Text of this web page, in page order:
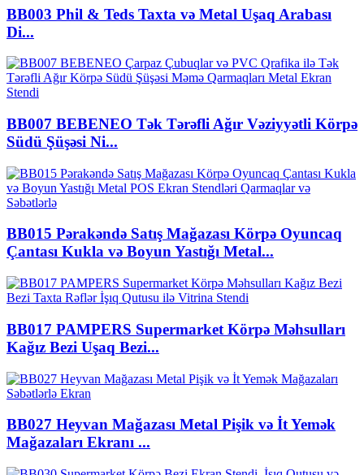
BB003 Phil & Teds Taxta və Metal Uşaq Arabası
Di...
BB007 BEBENEO Tək Tərəfli Ağır Vəziyyətli Körpə
Südü Şüşəsi Ni...
BB015 Pərakəndə Satış Mağazası Körpə Oyuncaq
Çantası Kukla və Boyun Yastığı Metal...
BB017 PAMPERS Supermarket Körpə Məhsulları
Kağız Bezi Uşaq Bezi...
BB027 Heyvan Mağazası Metal Pişik və İt Yemək
Mağazaları Ekranı ...